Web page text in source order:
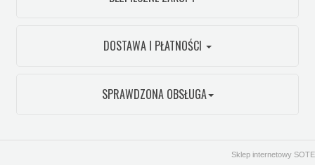
DOSTAWA I PŁATNOŚCI
SPRAWDZONA OBSŁUGA
Sklep internetowy SOTE